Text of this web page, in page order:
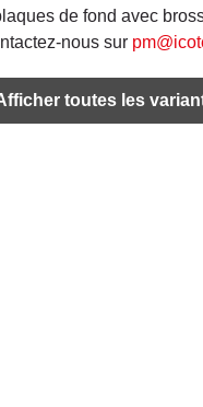
de fond avec
nous sur
toutes les